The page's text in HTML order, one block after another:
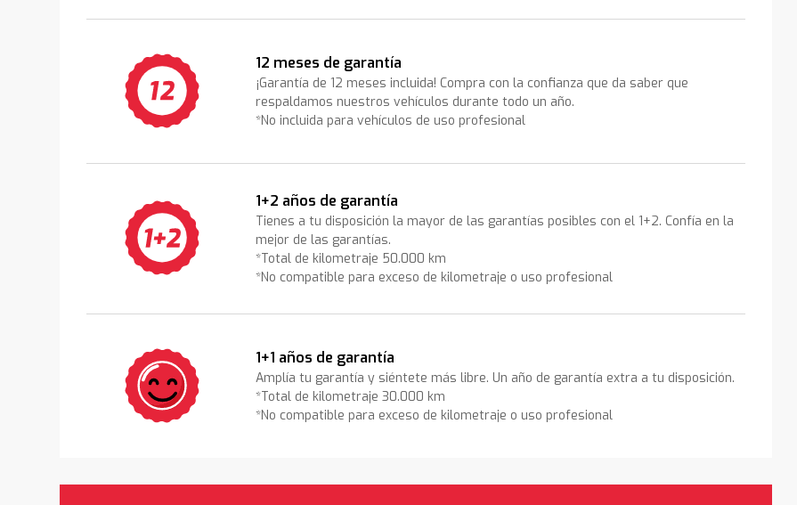
12 meses de garantía
¡Garantía de 12 meses incluida! Compra con la confianza que da saber que
respaldamos nuestros vehículos durante todo un año.
*No incluida para vehículos de uso profesional
1+2 años de garantía
Tienes a tu disposición la mayor de las garantías posibles con el 1+2. Confía en la
mejor de las garantías.
*Total de kilometraje 50.000 km
*No compatible para exceso de kilometraje o uso profesional
1+1 años de garantía
Amplía tu garantía y siéntete más libre. Un año de garantía extra a tu disposición.
*Total de kilometraje 30.000 km
*No compatible para exceso de kilometraje o uso profesional